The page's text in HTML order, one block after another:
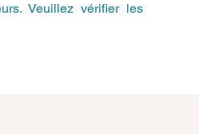
Veuillez vérifier les